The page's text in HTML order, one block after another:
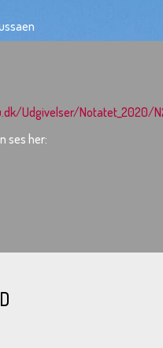
Udgivelser/Notatet_2020/
ses her: